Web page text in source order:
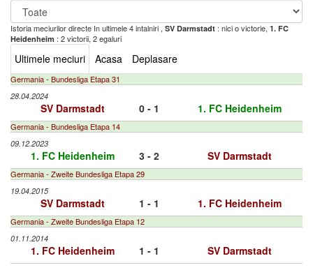
Istoria meciurilor directe In ultimele 4 intalniri , SV Darmstadt : nici o victorie, 1. FC
Heidenheim : 2 victorii, 2 egaluri
Ultimele meciuri Acasa Deplasare
Germania - Bundesliga Etapa 31
28.04.2024
SV Darmstadt 0 - 1 1. FC Heidenheim
Germania - Bundesliga Etapa 14
09.12.2023
1. FC Heidenheim 3 - 2 SV Darmstadt
Germania - Zweite Bundesliga Etapa 29
19.04.2015
SV Darmstadt 1 - 1 1. FC Heidenheim
Germania - Zweite Bundesliga Etapa 12
01.11.2014
1. FC Heidenheim 1 - 1 SV Darmstadt